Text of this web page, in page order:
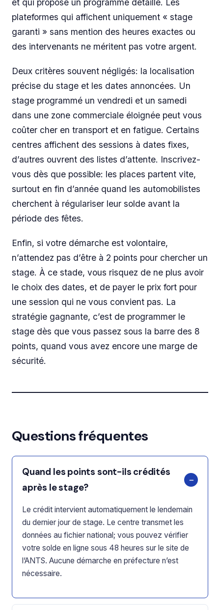
et qui propose un programme détaillé. Les
plateformes qui affichent uniquement « stage
garanti » sans mention des heures exactes ou
des intervenants ne méritent pas votre argent.
Deux critères souvent négligés: la localisation
précise du stage et les dates annoncées. Un
stage programmé un vendredi et un samedi
dans une zone commerciale éloignée peut vous
coûter cher en transport et en fatigue. Certains
centres affichent des sessions à dates fixes,
d’autres ouvrent des listes d’attente. Inscrivez-
vous dès que possible: les places partent vite,
surtout en fin d’année quand les automobilistes
cherchent à régulariser leur solde avant la
période des fêtes.
Enfin, si votre démarche est volontaire,
n’attendez pas d’être à 2 points pour chercher un
stage. À ce stade, vous risquez de ne plus avoir
le choix des dates, et de payer le prix fort pour
une session qui ne vous convient pas. La
stratégie gagnante, c’est de programmer le
stage dès que vous passez sous la barre des 8
points, quand vous avez encore une marge de
sécurité.
Questions fréquentes
Quand les points sont-ils crédités
après le stage?
Le crédit intervient automatiquement le lendemain
du dernier jour de stage. Le centre transmet les
données au fichier national; vous pouvez vérifier
votre solde en ligne sous 48 heures sur le site de
l’ANTS. Aucune démarche en préfecture n’est
nécessaire.